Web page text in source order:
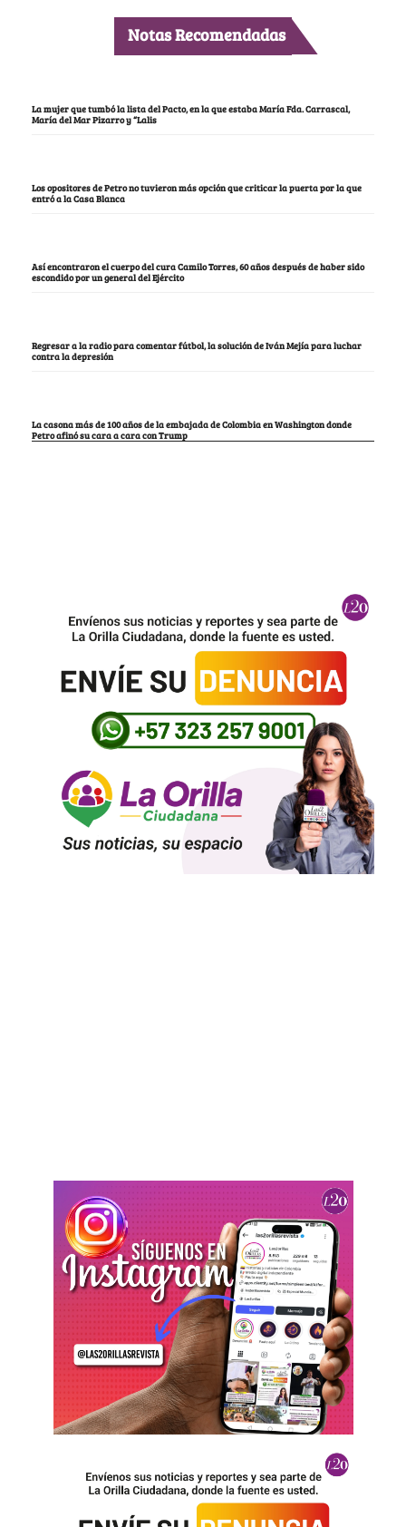
Notas Recomendadas
La mujer que tumbó la lista del Pacto, en la que estaba María Fda. Carrascal,
María del Mar Pizarro y “Lalis
Los opositores de Petro no tuvieron más opción que criticar la puerta por la que
entró a la Casa Blanca
Así encontraron el cuerpo del cura Camilo Torres, 60 años después de haber sido
escondido por un general del Ejército
Regresar a la radio para comentar fútbol, la solución de Iván Mejía para luchar
contra la depresión
La casona más de 100 años de la embajada de Colombia en Washington donde
Petro afinó su cara a cara con Trump